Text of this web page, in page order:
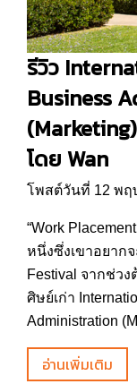
รีวิว
Business
โดย Wan
โพสต์วันที่ 12 พฤ
“Work
หนึ่งซึ่งเขาอยาก
Festival จากช่ว
ศิษย์เก่า
Administration
อ่านเพิ่มเติม